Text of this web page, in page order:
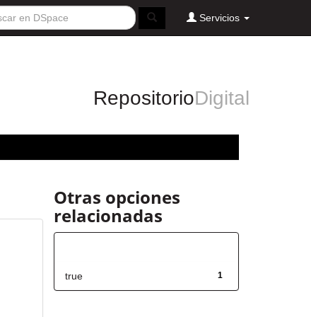
Servicios
RepositorioDigital
Otras opciones
relacionadas
1
true